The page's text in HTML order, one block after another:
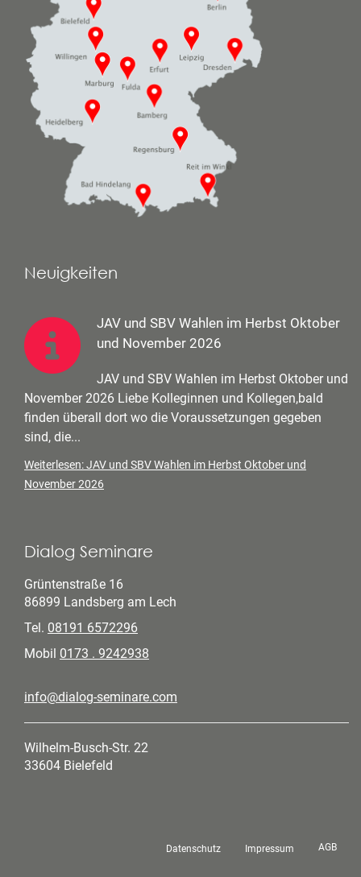
Neuigkeiten
JAV und SBV Wahlen im Herbst Oktober
und November 2026
JAV und SBV Wahlen im Herbst Oktober und
November 2026 Liebe Kolleginnen und Kollegen,bald
finden überall dort wo die Voraussetzungen gegeben
sind, die...
Weiterlesen: JAV und SBV Wahlen im Herbst Oktober und
November 2026
Dialog Seminare
Grüntenstraße 16
86899 Landsberg am Lech
Tel. 08191 6572296
Mobil 0173 . 9242938
info@dialog-seminare.com
Wilhelm-Busch-Str. 22
33604 Bielefeld
AGB
Impressum
Datenschutz